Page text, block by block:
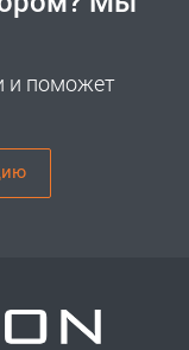
и поможет